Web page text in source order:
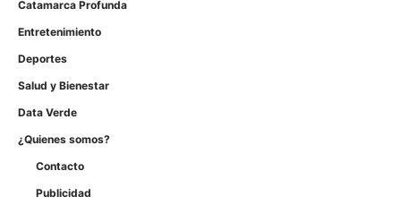
Catamarca Profunda
Entretenimiento
Deportes
Salud y Bienestar
Data Verde
¿Quienes somos?
Contacto
Publicidad